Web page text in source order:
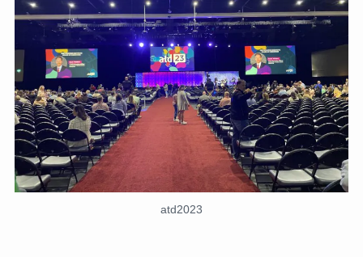
atd2023